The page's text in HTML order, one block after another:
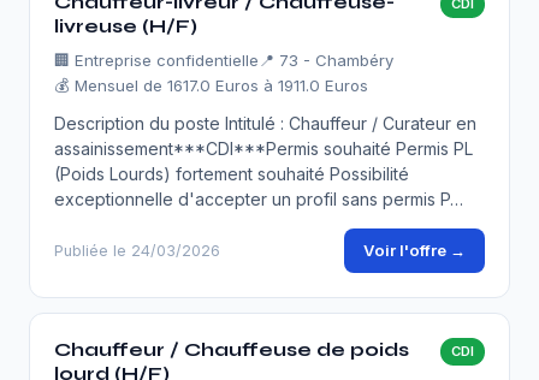
livreuse (H/F)
CDI
🏢 Entreprise confidentielle 📍 73 - Chambéry
💰 Mensuel de 1617.0 Euros à 1911.0 Euros
Description du poste Intitulé : Chauffeur / Curateur en
assainissement***CDI***Permis souhaité Permis PL
(Poids Lourds) fortement souhaité Possibilité
exceptionnelle d'accepter un profil sans permis P…
Publiée le 24/03/2026 Voir l'offre →
Chauffeur / Chauffeuse de poids
lourd (H/F)
CDI